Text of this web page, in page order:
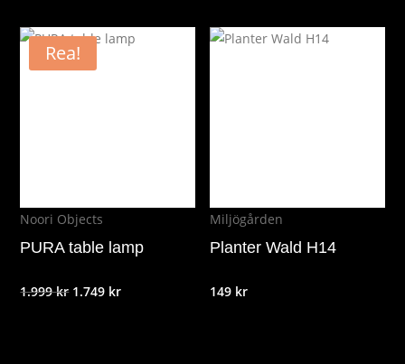
Rea!
Noori Objects
PURA table lamp
1.999kr Det
1.749 krDet
Miljögården
Planter Wald H14
149 kr